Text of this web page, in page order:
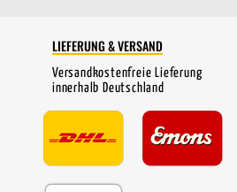
LIEFERUNG & VERSAND
Versandkostenfreie Lieferung
innerhalb Deutschland